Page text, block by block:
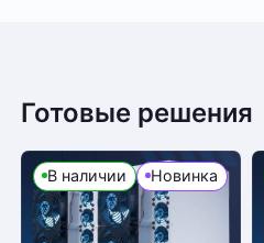
Готовые решения
В наличии Новинка